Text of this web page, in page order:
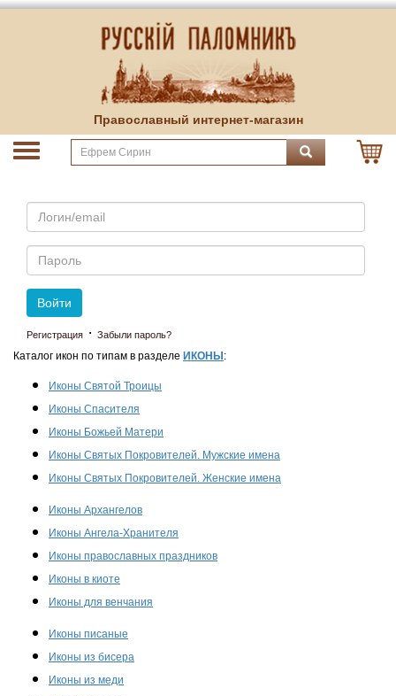
Православный интернет-магазин
Email
Пароль
Войти
Регистрация · Забыли пароль?
Каталог икон по типам в разделе ИКОНЫ :
Иконы Святой Троицы
Иконы Спасителя
Иконы Божьей Матери
Иконы Святых Покровителей. Мужские имена
Иконы Святых Покровителей. Женские имена
Иконы Архангелов
Иконы Ангела-Хранителя
Иконы православных праздников
Иконы в киоте
Иконы для венчания
Иконы писаные
Иконы из бисера
Иконы из меди